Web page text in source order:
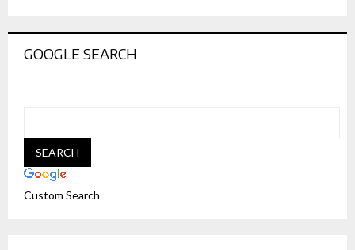
GOOGLE SEARCH
Custom Search